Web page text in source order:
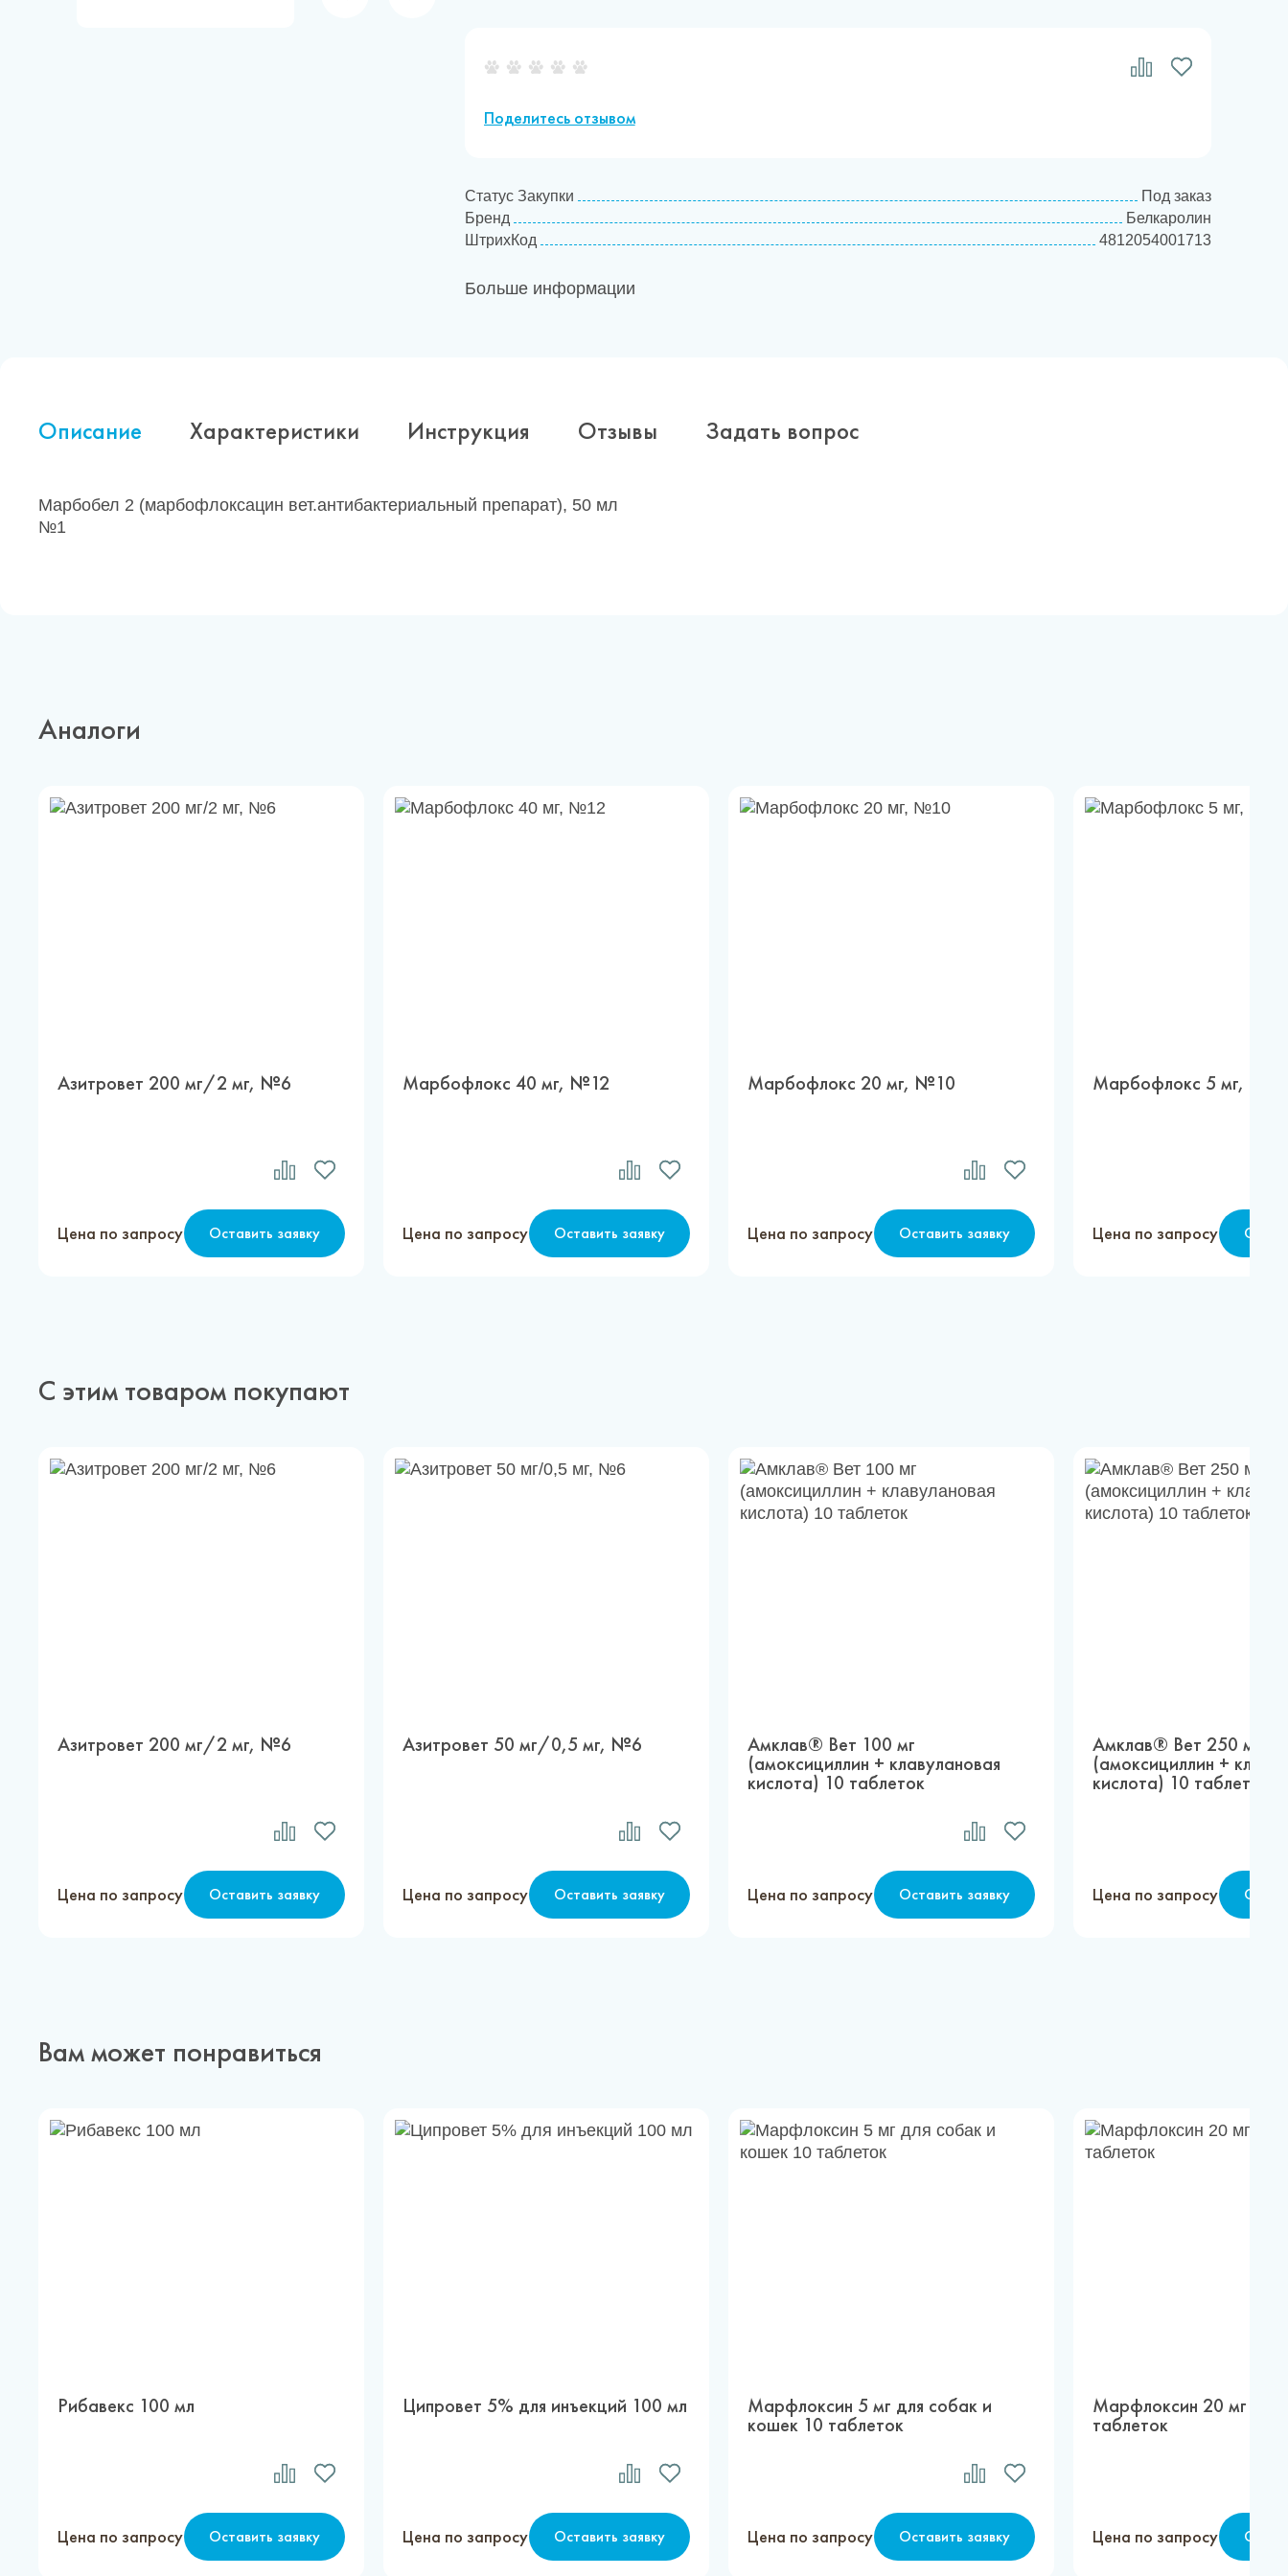
Поделитесь отзывом
Статус Закупки
Под заказ
Бренд
Белкаролин
ШтрихКод
4812054001713
Больше информации
Описание Характеристики Инструкция Отзывы Задать вопрос
Марбобел 2 (марбофлоксацин вет.антибактериальный препарат), 50 мл
№1
Аналоги
Азитровет 200 мг/2 мг, №6
Цена по запросу Оставить заявку
Марбофлокс 40 мг, №12
Цена по запросу Оставить заявку
Марбофлокс 20 мг, №10
Цена по запросу Оставить заявку
Марбофлокс 5 мг,
Цена по запросу
С этим товаром покупают
Азитровет 200 мг/2 мг, №6
Цена по запросу Оставить заявку
Азитровет 50 мг/0,5 мг, №6
Цена по запросу Оставить заявку
Амклав® Вет 100 мг
(амоксициллин + клавулановая
кислота) 10 таблеток
Цена по запросу Оставить заявку
Амклав® Вет 250 мг
(амоксициллин +
кислота) 10 таблеток
Цена по запросу
Вам может понравиться
Рибавекс 100 мл
Цена по запросу Оставить заявку
Ципровет 5% для инъекций 100 мл
Цена по запросу Оставить заявку
Марфлоксин 5 мг для собак и
кошек 10 таблеток
Цена по запросу Оставить заявку
Марфлоксин 20 мг для
таблеток
Цена по запросу